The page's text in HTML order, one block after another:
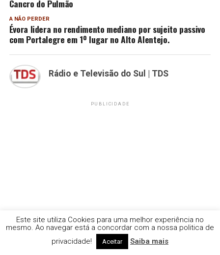
Cancro do Pulmão
A NÃO PERDER
Évora lidera no rendimento mediano por sujeito passivo
com Portalegre em 1º lugar no Alto Alentejo.
Rádio e Televisão do Sul | TDS
PUBLICIDADE
Este site utiliza Cookies para uma melhor experiência no
mesmo. Ao navegar está a concordar com a nossa politica de
privacidade!
Aceitar Saiba mais